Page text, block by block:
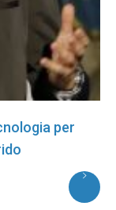
per